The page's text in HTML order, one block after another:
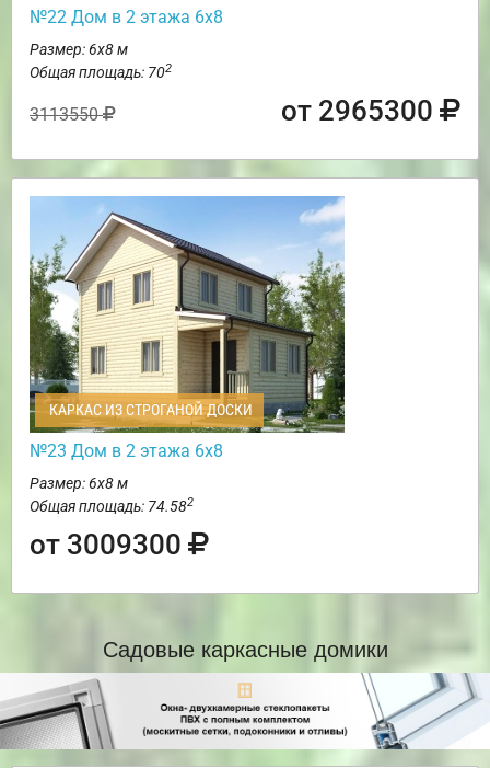
№22 Дом в 2 этажа 6х8
Размер: 6х8 м
Общая площадь: 702
3113550 от 2965300
КАРКАС ИЗ СТРОГАНОЙ ДОСКИ
№23 Дом в 2 этажа 6х8
Размер: 6х8 м
Общая площадь: 74.582
от 3009300
Садовые каркасные домики